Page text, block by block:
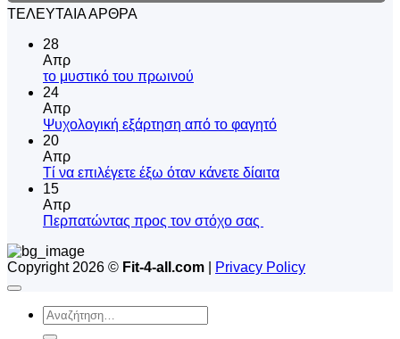
ΤΕΛΕΥΤΑΙΑ ΑΡΘΡΑ
28
Απρ
το μυστικό του πρωινού
στο
του
24
Απρ
Ψυχολογική εξάρτηση από το φαγητόΔεν
στο
20
Απρ
Tί να επιλέγετε έξω όταν κάνετε δίαιταΔεν
επιλέγετε
15
Απρ
Περπατώντας προς τον στόχο σας
στο
Copyright 2026 © Fit-4-all.com Privacy Policy
Αναζήτηση
για: